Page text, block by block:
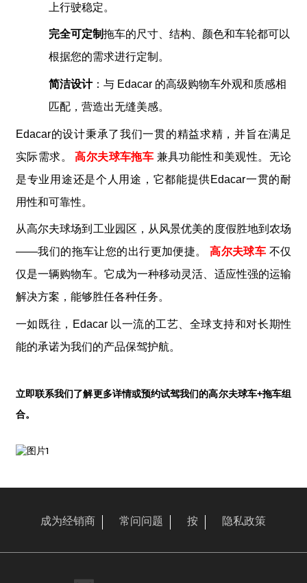
上行驶稳定。
完全可定制拖车的尺寸、结构、颜色和车轮都可以
根据您的需求进行定制。
简洁设计：与 Edacar 的高级购物车外观和质感相
匹配，营造出无缝美感。
Edacar的设计秉承了我们一贯的精益求精，并旨在满足
实际需求。高尔夫球车拖车 兼具功能性和美观性。无论
是专业用途还是个人用途，它都能提供Edacar一贯的耐
用性和可靠性。
从高尔夫球场到工业园区，从风景优美的度假胜地到农场
——我们的拖车让您的出行更加便捷。高尔夫球车 不仅
仅是一辆购物车。 它成为一种移动灵活、适应性强的运输
解决方案，能够胜任各种任务。
一如既往，Edacar 以一流的工艺、全球支持和对长期性
能的承诺为我们的产品保驾护航。
立即联系我们了解更多详情或预约试驾我们的高尔夫球车+拖车组
合。
成为经销商 常问问题 按 隐私政策